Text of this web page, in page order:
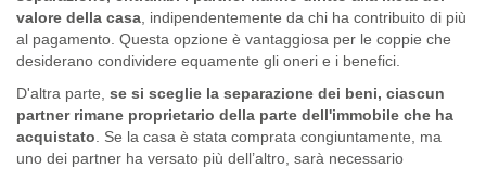
valore della casa , indipendentemente da chi ha contribuito di più
al pagamento. Questa opzione è vantaggiosa per le coppie che
desiderano condividere equamente gli oneri e i benefici.
D'altra parte, se si sceglie la separazione dei beni, ciascun
partner rimane proprietario della parte dell'immobile che ha
acquistato . Se la casa è stata comprata congiuntamente, ma
uno dei partner ha versato più dell’altro, sarà necessario